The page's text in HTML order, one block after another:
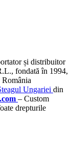
și distribuitor
fondată în 1994,
din
– Custom
drepturile